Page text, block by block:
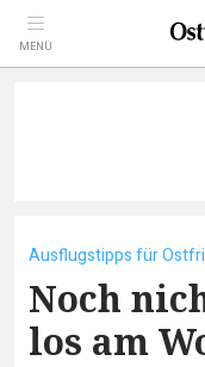
MENÜ
Ausflugstipps für
Noch
los am